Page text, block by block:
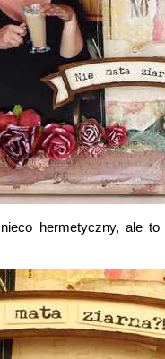
hermetyczny, ale to